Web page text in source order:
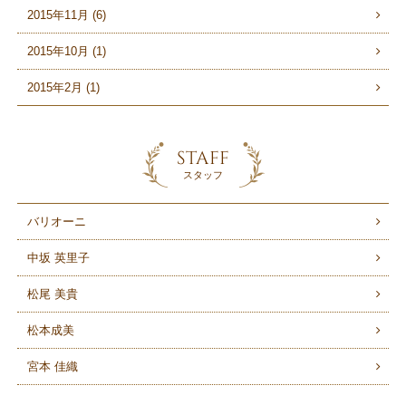
2015年11月 (6)
2015年10月 (1)
2015年2月 (1)
STAFF
スタッフ
バリオーニ
中坂 英里子
松尾 美貴
松本成美
宮本 佳織